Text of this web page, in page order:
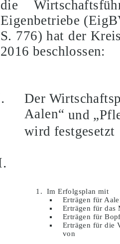
die Wirtschaftsfü
Eigenbetriebe
S. 776) hat
2016 beschlossen:
Der
Aalen“ und „Pfl
wird festgesetzt
Im Erfolgsplan mit
Erträgen für
Erträgen für das
Erträgen für
Erträgen für die
von